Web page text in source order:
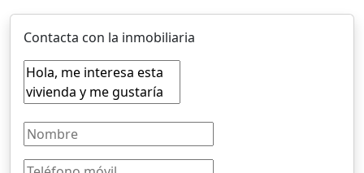
Contacta con la inmobiliaria